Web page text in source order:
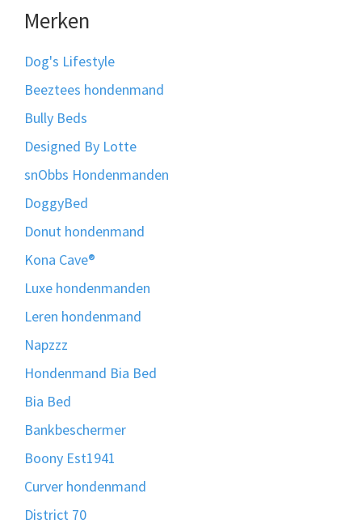
Merken
Dog's Lifestyle
Beeztees hondenmand
Bully Beds
Designed By Lotte
snObbs Hondenmanden
DoggyBed
Donut hondenmand
Kona Cave®
Luxe hondenmanden
Leren hondenmand
Napzzz
Hondenmand Bia Bed
Bia Bed
Bankbeschermer
Boony Est1941
Curver hondenmand
District 70